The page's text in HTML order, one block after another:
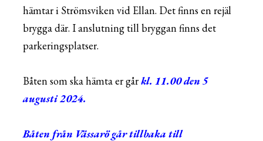
hämtar i Strömsviken vid Ellan. Det finns en rejäl
brygga där. I anslutning till bryggan finns det
parkeringsplatser.
Båten som ska hämta er gårkl. 11.00 den 5
augusti 2024.
Båten från Vässarö går tillbaka till